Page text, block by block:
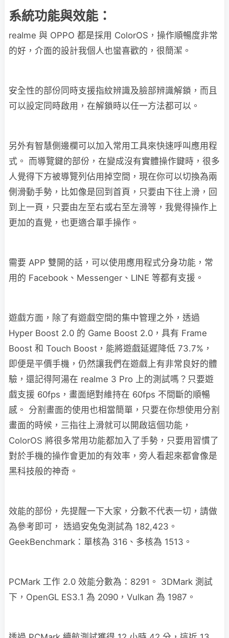
系統功能與效能：
realme 與 OPPO 都是採用 ColorOS，操作順暢度非常
的好，介面的設計我個人也蠻喜歡的，很簡潔。
安全性的部份同時支援指紋辨識及臉部辨識解鎖，而且
可以設定同時啟用，在解鎖時以任一方法都可以。
另外有智慧側邊欄可以加入常用工具來快速呼叫應用程
式。 而導覽鍵的部份，在變成沒有實體操作鍵時，很多
人覺得下方被導覽列佔用掉空間，現在你可以切換為兩
側滑動手勢，比如像是回到首頁，只要由下往上滑，回
到上一頁，只要由左至右或右至左滑等，我覺得操作上
更加的直覺，也更適合單手操作。
需要 APP 雙開的話，可以使用應用程式分身功能，常
用的 Facebook、Messenger、LINE 等都有支援。
遊戲方面，除了有遊戲空間的集中管理之外，透過
Hyper Boost 2.0 的 Game Boost 2.0，具有 Frame
Boost 和 Touch Boost，能將遊戲延遲降低 73.7%，
即便是平價手機，仍然讓我們在遊戲上有非常良好的體
驗，還記得阿湯在 realme 3 Pro 上的測試嗎？只要遊
戲支援 60fps，畫面絕對維持在 60fps 不間斷的順暢
感。 分割畫面的使用也相當簡單，只要在你想使用分割
畫面的時候，三指往上滑就可以開啟這個功能，
ColorOS 將很多常用功能都加入了手勢，只要用習慣了
對於手機的操作會更加的有效率，旁人看起來都會像是
黑科技般的神奇。
效能的部份，先提醒一下大家，分數不代表一切，請做
為參考即可， 透過安兔兔測試為 182,423。
GeekBenchmark：單核為 316、多核為 1513。
PCMark 工作 2.0 效能分數為：8291。 3DMark 測試
下，OpenGL ES3.1 為 2090，Vulkan 為 1987。